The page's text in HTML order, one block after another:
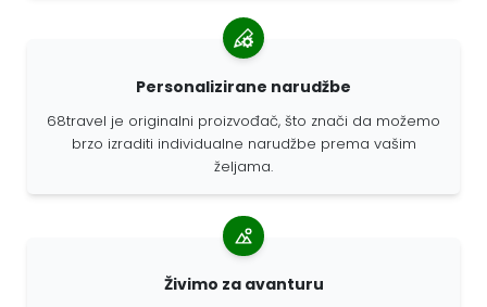
Personalizirane narudžbe
68travel je originalni proizvođač, što znači da možemo
brzo izraditi individualne narudžbe prema vašim
željama.
Živimo za avanturu